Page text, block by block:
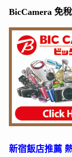
BicCamera 免
新宿飯店推薦